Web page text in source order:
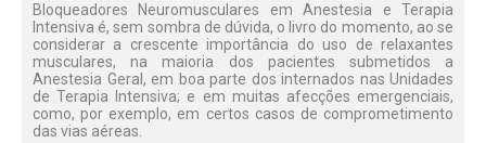
Bloqueadores Neuromusculares em Anestesia e Terapia
Intensiva é, sem sombra de dúvida, o livro do momento, ao se
considerar a crescente importância do uso de relaxantes
musculares, na maioria dos pacientes submetidos a
Anestesia Geral, em boa parte dos internados nas Unidades
de Terapia Intensiva; e em muitas afecções emergenciais,
como, por exemplo, em certos casos de comprometimento
das vias aéreas.